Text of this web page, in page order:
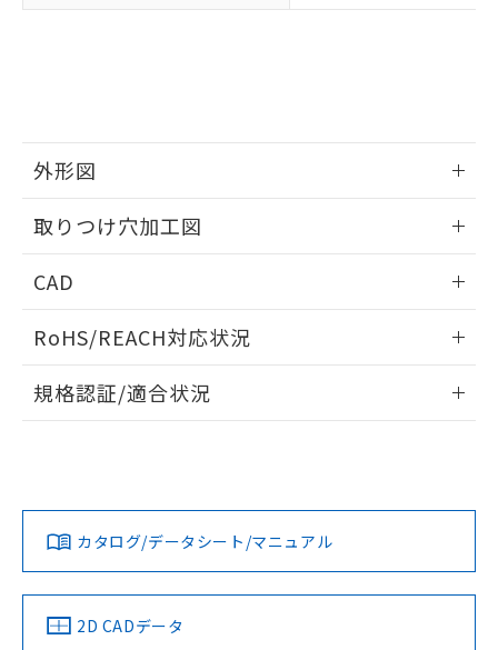
外形図
取りつけ穴加工図
CAD
ドすることができます。
ログイン/会員登録
ダウンロードデータをご利用いただく前に、以下を必ずお読
みください。
ソフトウェアの使用条件
RoHS/REACH対応状況
EU RoHS 注意事項・凡例
対応済み
中国 RoHS 注意事項・凡例
規格認証/適合状況
カタログ/データシート/マニュアル
2D CADデータ
および当社の共同利用者が、当社の製
用者の範囲」に記載されている法人を
※本証明書は発行日時点で非含有を証明す
るもので、過去に遡って非含有を証明する
ものではありません。
物質の対応では、対応完了までの期間は出
荷製品に未対応品が混在することから備考
していることから、特段のことがない限
り、2022年1月12日より割愛しておりま
す。